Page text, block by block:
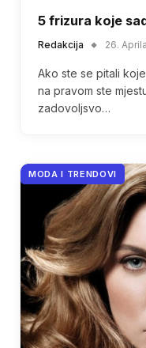
5 frizura koje
Redakcija 26.
Ako ste se pitali
na pravom ste
zadovoljsvo…
MODA I TRENDOVI